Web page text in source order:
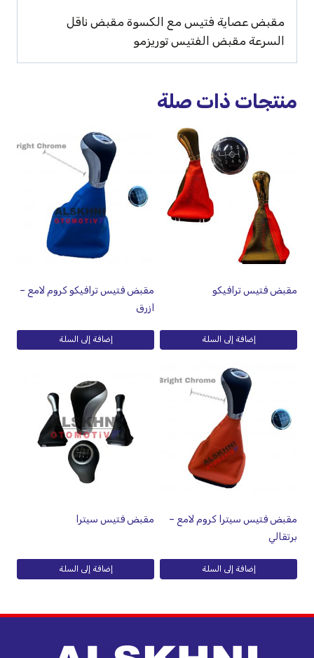
مقبض عصاية فتيس مع الكسوة مقبض ناقل
السرعة مقبض الفتيس توريزمو
منتجات ذات صلة
مقبض فتيس ترافيكو
إضافة إلى السلة
مقبض فتيس ترافيكو كروم لامع –
ازرق
إضافة إلى السلة
مقبض فتيس سيترا كروم لامع –
برتقالي
إضافة إلى السلة
مقبض فتيس سيترا
إضافة إلى السلة